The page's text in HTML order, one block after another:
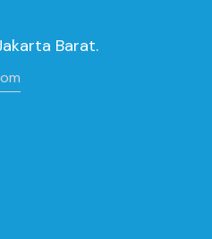
Barat.